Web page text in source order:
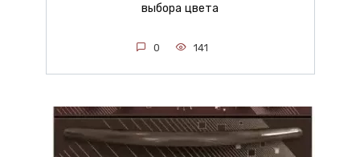
выбора цвета
0 141